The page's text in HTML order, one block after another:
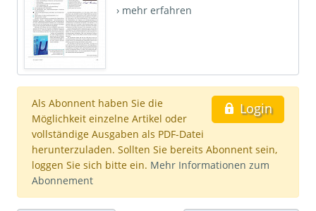
› mehr erfahren
Login
Als Abonnent haben Sie die
Möglichkeit einzelne Artikel oder
vollständige Ausgaben als PDF-Datei
herunterzuladen. Sollten Sie bereits Abonnent sein,
loggen Sie sich bitte ein. Mehr Informationen zum
Abonnement